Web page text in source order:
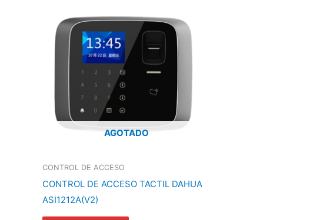
AGOTADO
CONTROL DE ACCESO
CONTROL DE ACCESO TACTIL DAHUA
ASI1212A(V2)